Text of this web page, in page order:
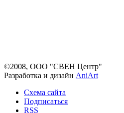
©2008, ООО "СВЕН Центр"
Разработка и дизайн AniArt
Схема сайта
Подписаться
RSS